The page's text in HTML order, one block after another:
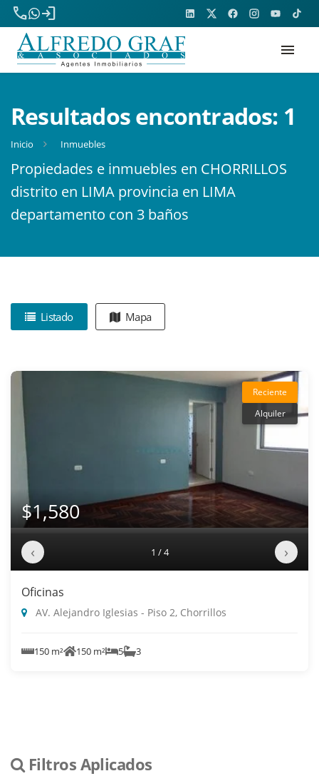
phone
login
menu
Resultados encontrados: 1
Inicio Inmuebles
Propiedades e inmuebles en CHORRILLOS
distrito en LIMA provincia en LIMA
departamento con 3 baños
Listado Mapa
Reciente
Alquiler
$1,580
‹ 1 / 4 ›
Oficinas
AV. Alejandro Iglesias - Piso 2, Chorrillos
150 m² 150 m² 5 3
Filtros Aplicados